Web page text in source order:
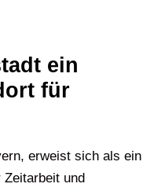
ein
für
erweist sich als ein
Zeitarbeit und